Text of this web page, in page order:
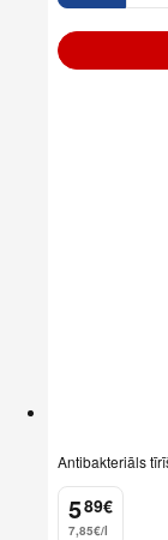
Antibakteriāls
5
. 89€
7,85€/l